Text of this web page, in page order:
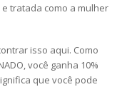
tratada como a mulher
isso aqui. Como
você ganha 10%
que você pode